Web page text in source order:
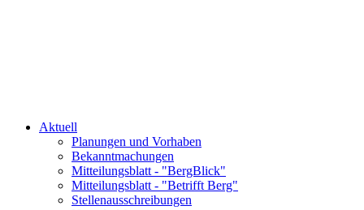
Aktuell
Planungen und Vorhaben
Bekanntmachungen
Mitteilungsblatt - "BergBlick"
Mitteilungsblatt - "Betrifft Berg"
Stellenausschreibungen